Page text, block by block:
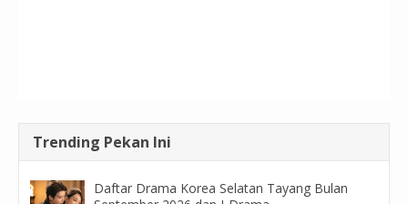
Trending Pekan Ini
Daftar Drama Korea Selatan Tayang Bulan